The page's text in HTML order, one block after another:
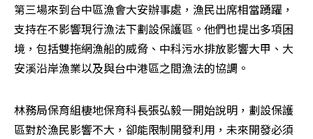
第三場來到台中區漁會大安辦事處，漁民出席相當踴躍，
支持在不影響現行漁法下劃設保護區。他們也提出多項困
境，包括雙拖網漁船的威脅、中科污水排放影響大甲、大
安溪沿岸漁業以及與台中港區之間漁法的協調。
林務局保育組棲地保育科長張弘毅一開始說明，劃設保護
區對於漁民影響不大，卻能限制開發利用，未來開發必須